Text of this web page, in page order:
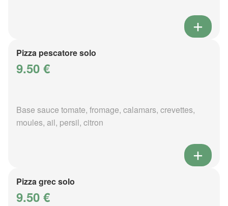
Pizza pescatore solo
9.50 €
Base sauce tomate, fromage, calamars, crevettes,
moules, ail, persil, citron
Pizza grec solo
9.50 €